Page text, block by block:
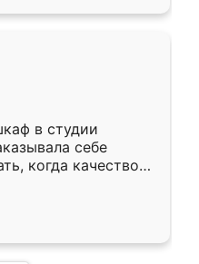
в студии
себе
когда качеством
кухня уже почти